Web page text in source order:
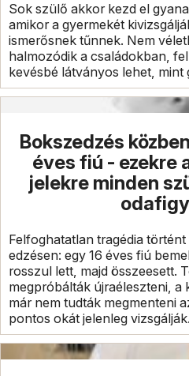
Sok szülő akkor kezd el
amikor a gyermekét
ismerősnek tűnnek. Nem
halmozódik a családokban,
kevésbé látványos lehet, mint
Bokszedzés
éves fiú - ezekre
jelekre minden
Felfoghatatlan tragédia
edzésen: egy 16 éves fiú
rosszul lett, majd összeesett.
megpróbálták újraéleszteni,
már nem tudták megmenteni
pontos okát jelenleg vizsgálják.